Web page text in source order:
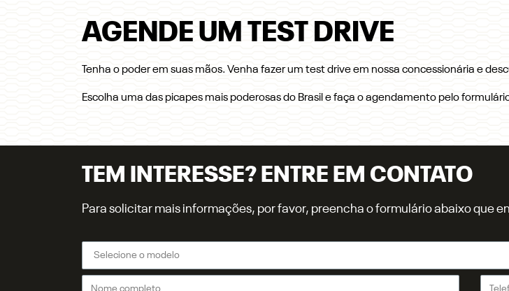
AGENDE UM TEST DRIVE
Tenha o poder em suas mãos. Venha fazer um test drive em nossa concessionária e
Escolha uma das picapes mais poderosas do Brasil e faça o agendamento pelo
TEM INTERESSE? ENTRE EM CONTATO
Para solicitar mais informações, por favor, preencha o formulário abaixo que